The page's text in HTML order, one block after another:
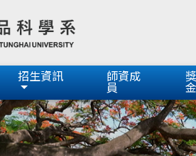
招生資訊
師資成
員
金